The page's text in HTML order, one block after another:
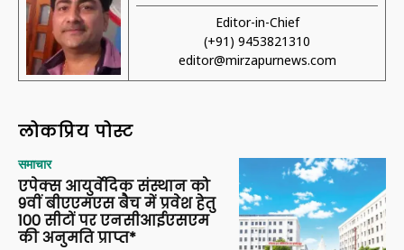
Editor-in-Chief
(+91) 9453821310
editor@mirzapurnews.com
लोकप्रिय पोस्ट
समाचार
एपेक्स आयुर्वेदिक संस्थान को
9वीं बीएएमएस बैच में प्रवेश हेतु
100 सीटों पर एनसीआईएसएम
की अनुमति प्राप्त*